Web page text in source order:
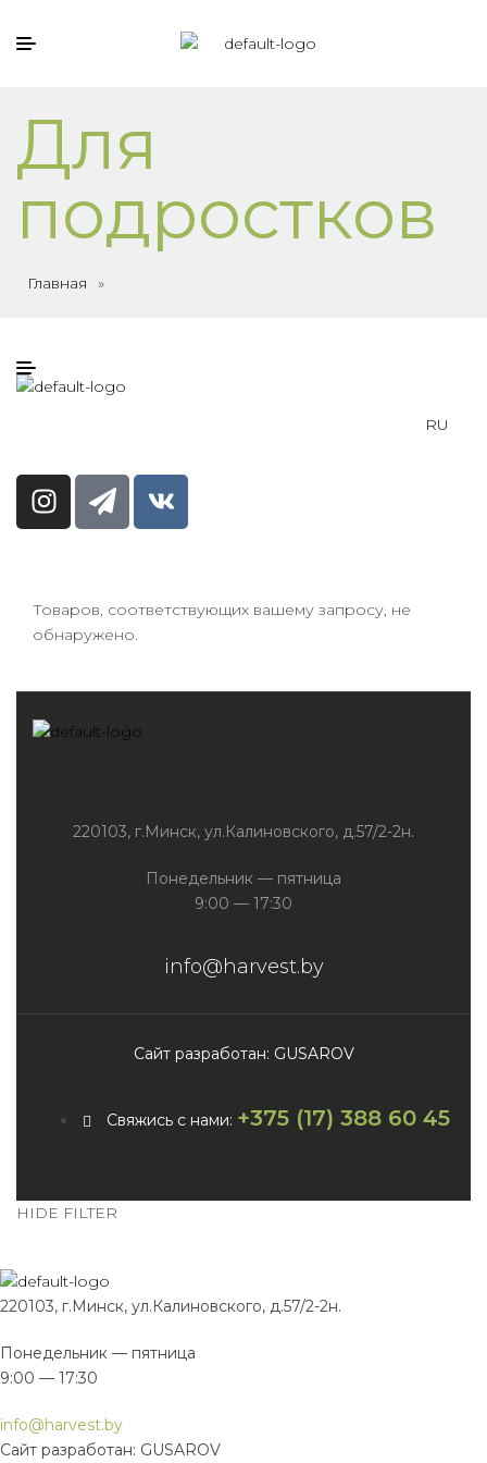
Для
подростков
Главная »
RU
Товаров, соответствующих вашему запросу, не
обнаружено.
220103, г.Минск, ул.Калиновского, д.57/2-2н.
Понедельник — пятница
9:00 — 17:30
info@harvest.by
Сайт разработан: GUSAROV
Свяжись с нами: +375 (17) 388 60 45
HIDE FILTER
220103, г.Минск, ул.Калиновского, д.57/2-2н.
Понедельник — пятница
9:00 — 17:30
info@harvest.by
Сайт разработан: GUSAROV